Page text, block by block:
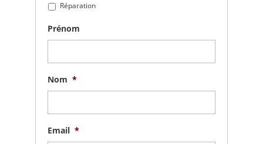
Réparation
Prénom
Nom *
Email *